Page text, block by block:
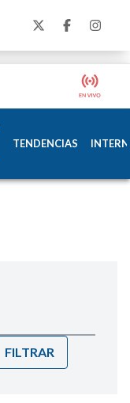
TENDENCIAS
FILTRAR